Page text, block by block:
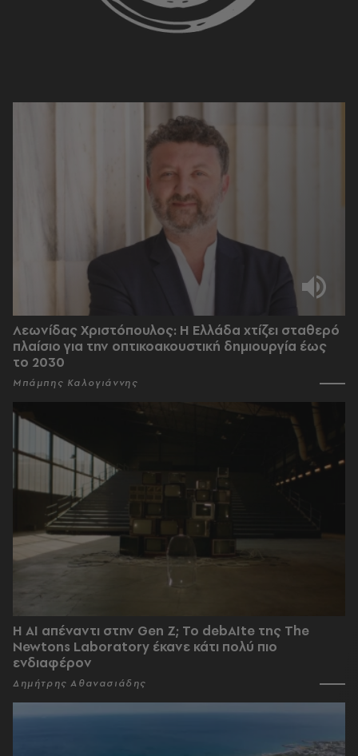
Λεωνίδας Χριστόπουλος: Η Ελλάδα χτίζει σταθερό
πλαίσιο για την οπτικοακουστική δημιουργία έως
το 2030
Μπάμπης Καλογιάννης
Η AI απέναντι στην Gen Z; Το debAIte της The
Newtons Laboratory έκανε κάτι πολύ πιο
ενδιαφέρον
Δημήτρης Αθανασιάδης